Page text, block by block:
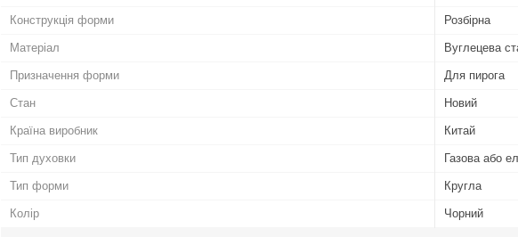
Конструкція форми Розбірна
Матеріал Вуглецева
Призначення форми Для пирога
Стан Новий
Країна виробник Китай
Тип духовки Газова або
Тип форми Кругла
Колір Чорний